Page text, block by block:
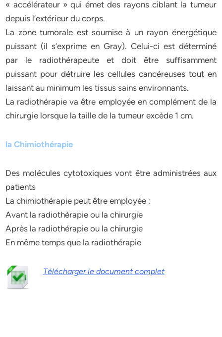
« accélérateur » qui émet des rayons ciblant la tumeur
depuis l’extérieur du corps.
La zone tumorale est soumise à un rayon énergétique
puissant (il s’exprime en Gray). Celui-ci est déterminé
par le radiothérapeute et doit être suffisamment
puissant pour détruire les cellules cancéreuses tout en
laissant au minimum les tissus sains environnants.
La radiothérapie va être employée en complément de la
chirurgie lorsque la taille de la tumeur excède 1 cm.
la Chimiothérapie
Des molécules cytotoxiques vont être administrées aux
patients
La chimiothérapie peut être employée :
Avant la radiothérapie ou la chirurgie
Après la radiothérapie ou la chirurgie
En même temps que la radiothérapie
Télécharger le document complet